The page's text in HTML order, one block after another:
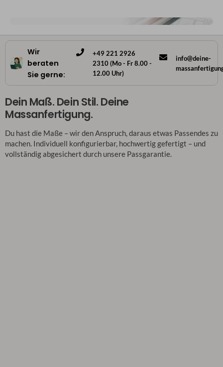
Wir
beraten
Sie gerne:
+49 221 2926
2310 (Mo - Fr 8.00 -
12.00 Uhr)
info@deine-
Dein Maß. Dein Stil. Deine
Massanfertigung.
Du hast die Maße – wir den Anspruch, daraus etwas Passendes zu
machen. Individuell konfigurierbar, hochwertig gefertigt – und
vollständig abgesichert durch unsere Passgarantie.